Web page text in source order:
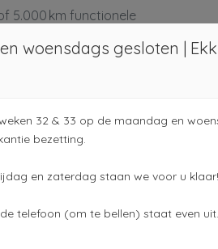
5.000 km functionele
geldige APK
woensdags gesloten |
32 & 33 op de maandag en
bezetting.
en zaterdag staan we voor u klaar!
telefoon (om te bellen) staat even uit.